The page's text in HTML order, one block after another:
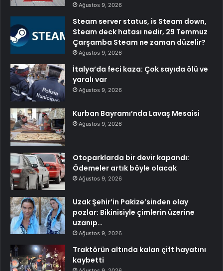
Ağustos 9, 2026
Steam server status, is Steam down,
Steam deck hatası nedir, 29 Temmuz
Çarşamba Steam ne zaman düzelir?
Ağustos 9, 2026
İtalya’da feci kaza: Çok sayıda ölü ve
yaralı var
Ağustos 9, 2026
Kurban Bayramı’nda Lavaş Mesaisi
Ağustos 9, 2026
Otoparklarda bir devir kapandı:
Ödemeler artık böyle olacak
Ağustos 9, 2026
Uzak Şehir’in Pakize’sinden olay
pozlar: Bikinisiyle çimlerin üzerine
uzanıp…
Ağustos 9, 2026
Traktörün altında kalan çift hayatını
kaybetti